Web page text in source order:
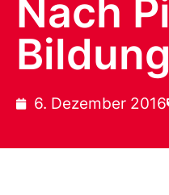
Nach
6. Dezember 2016